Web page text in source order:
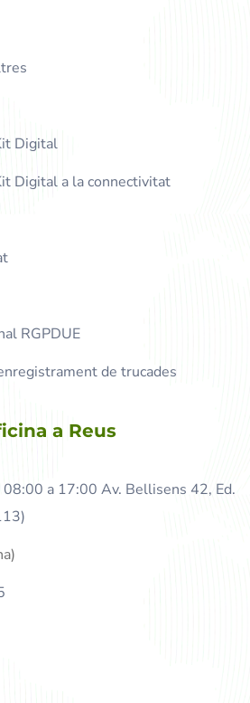
Digital
Digital a la connectivitat
RGPDUE
de trucades
a Reus
a 17:00 Av. Bellisens 42, Ed.